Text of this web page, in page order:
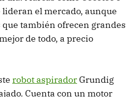
lideran el mercado, aunque
que también ofrecen grandes
de todo, a precio
robot aspirador Grundig
Cuenta con un motor